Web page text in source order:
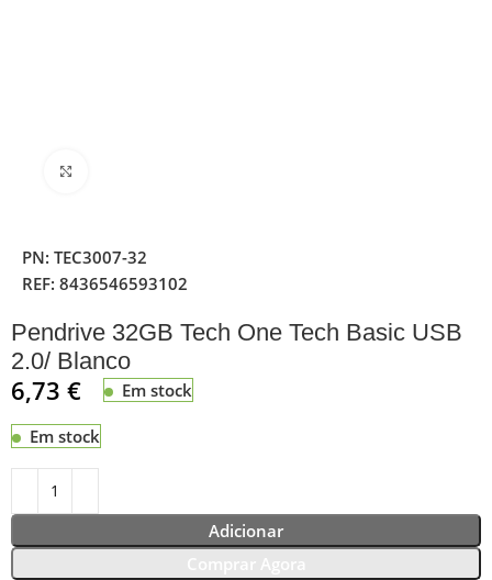
PN:TEC3007-32
REF:8436546593102
Pendrive 32GB Tech One Tech Basic USB
2.0/ Blanco
6,73€ Em stock
Em stock
Adicionar